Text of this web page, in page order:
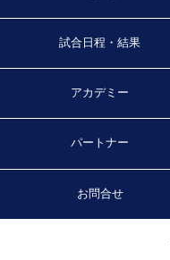
試合日程・結果
アカデミー
パートナー
お問合せ